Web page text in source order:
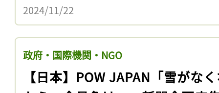
2024/11/22
政府・国際機関・NGO
【日本】POW JAPAN「雪がな